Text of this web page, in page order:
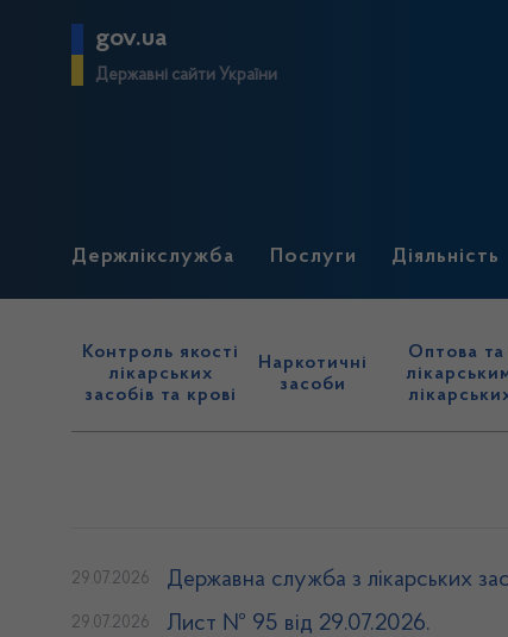
gov.ua
Державні сайти України
Держлікслужба Послуги Діяльність
Контроль якості
лікарських
засобів та крові
Наркотичні
засоби
Оптова та
29.07.2026 Державна служба з лікарських
29.07.2026 Лист № 95 від 29.07.2026.